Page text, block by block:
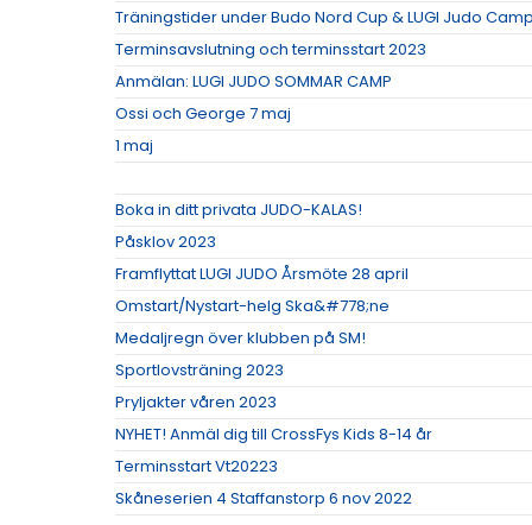
Träningstider under Budo Nord Cup & LUGI Judo Camp
Terminsavslutning och terminsstart 2023
Anmälan: LUGI JUDO SOMMAR CAMP
Ossi och George 7 maj
1 maj
Boka in ditt privata JUDO-KALAS!
Påsklov 2023
Framflyttat LUGI JUDO Årsmöte 28 april
Omstart/Nystart-helg Ska&#778;ne
Medaljregn över klubben på SM!
Sportlovsträning 2023
Pryljakter våren 2023
NYHET! Anmäl dig till CrossFys Kids 8-14 år
Terminsstart Vt20223
Skåneserien 4 Staffanstorp 6 nov 2022